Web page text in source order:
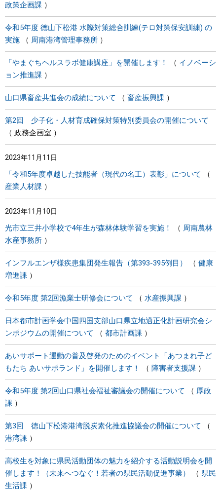
政策企画課
令和5年度 徳山下松港 水際対策総合訓練(テロ対策保安訓練) の
実施
周南港湾管理事務所
「やまぐちヘルスラボ健康講座」を開催します！
イノベーシ
ョン推進課
山口県畜産共進会の成績について 畜産振興課
第2回 少子化・人材育成確保対策特別委員会の開催について
政務企画室
2023年11月11日
「令和5年度卓越した技能者（現代の名工）表彰」について
産業人材課
2023年11月10日
光市立三井小学校で4年生が森林体験学習を実施！
周南農林
水産事務所
インフルエンザ様疾患集団発生報告（第393-395例目）
健康
増進課
令和5年度 第2回漁業士研修会について 水産振興課
日本都市計画学会中国四国支部山口県立地適正化計画研究会シ
ンポジウムの開催について
都市計画課
あいサポート運動の普及啓発のためのイベント「あつまれ子ど
もたち あいサポランド」を開催します！
障害者支援課
令和5年度 第2回山口県社会福祉審議会の開催について
厚政
課
第3回 徳山下松港港湾脱炭素化推進協議会の開催について
港湾課
高校生を対象に県民活動団体の魅力を紹介する活動説明会を開
催します！（未来へつなぐ！若者の県民活動促進事業）
県民
生活課